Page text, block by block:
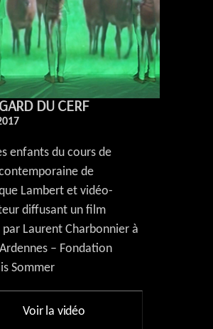
DU CERF
enfants du cours de
de
Lambert et vidéo-
diffusant un film
Laurent Charbonnier à
– Fondation
Sommer
Voir la vidéo